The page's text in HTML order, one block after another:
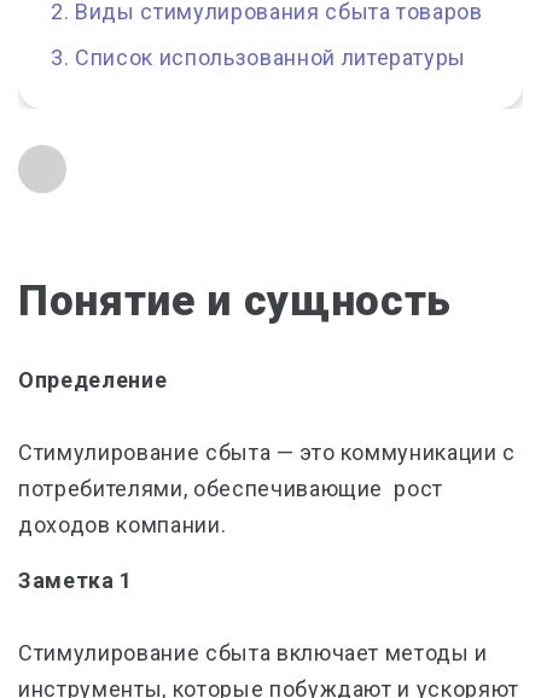
Виды стимулирования сбыта товаров
Список использованной литературы
Понятие и сущность
Определение
Стимулирование сбыта — это коммуникации с
потребителями, обеспечивающие рост
доходов компании.
Заметка 1
Стимулирование сбыта включает методы и
инструменты, которые побуждают и ускоряют